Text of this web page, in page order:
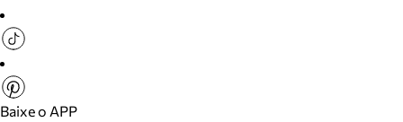
Baixe o APP